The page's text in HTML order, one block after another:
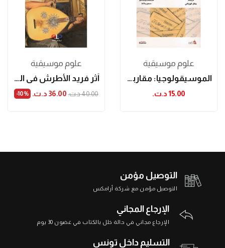
علوم موسیقیة
أثر فريد الأطرش في الموسيقى العربيّة المعاصرة
40.00 د.ت.‏ 36.00 د.ت.‏ ‎-10%
علوم موسیقیة
الموسيقولوجيا: مقاربات ودراسات ميدانية
15.00 د.ت.‏
التوصيل مؤمن
التوصيل مؤمن مع شركة أرامكس
الإرجاع المجاني
الإرجاع مجاني في حالة خلل بالكتاب في غضون 30 يوم
التسليم داخل تونس